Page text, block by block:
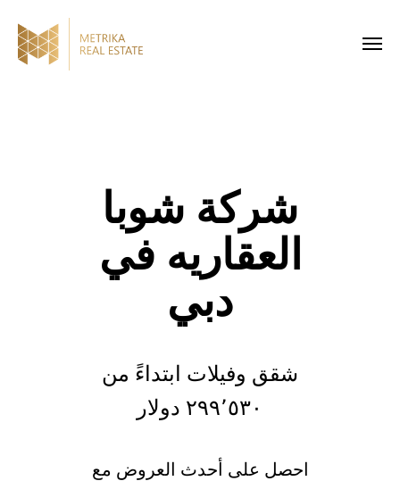
شركة شوبا
العقاريه في
دبي
شقق وفيلات ابتداءً من
٢٩٩٬٥٣٠ دولار
احصل على أحدث العروض مع